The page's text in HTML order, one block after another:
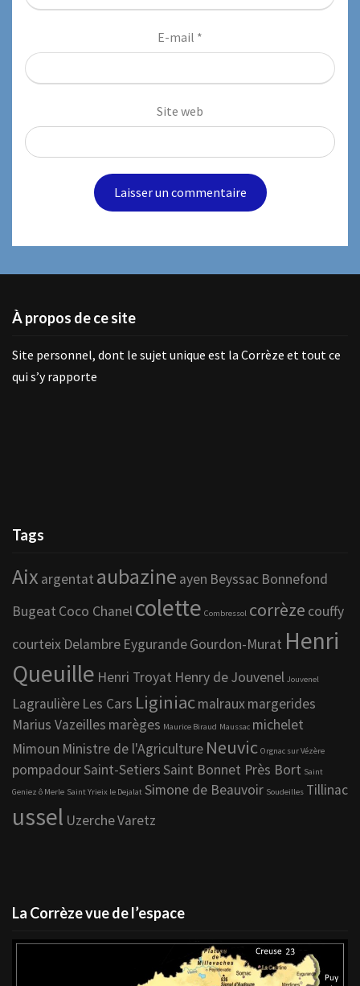
E-mail *
Site web
À propos de ce site
Site personnel, dont le sujet unique est la Corrèze et tout ce
qui s’y rapporte
Tags
Aix argentat aubazine ayen Beyssac Bonnefond
Bugeat Coco Chanelcolette Combressol corrèze couffy
courteix Delambre EygurandeGourdon-Murat Henri
Queuille Henri Troyat Henry de Jouvenel Jouvenel
Lagraulière Les Cars Liginiacmalrauxmargerides
Marius Vazeilles marèges Maurice Biraud Maussac michelet
Mimoun Ministre de l'Agriculture Neuvic Orgnac sur Vézère
pompadourSaint-SetiersSaint Bonnet Près Bort Saint
Geniez ô Merle Saint Yrieix le Dejalat Simone de Beauvoir Soudeilles Tillinac
ussel UzercheVaretz
La Corrèze vue de l’espace